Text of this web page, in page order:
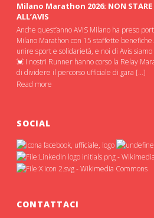
Milano Marathon 2026: NON STARE
ALL’AVIS
Anche quest’anno AVIS Milano ha preso
Milano Marathon con 15 staffette
unire sport e solidarietà, e noi di Avis
💓 I nostri Runner hanno corso la Relay
di dividere il percorso ufficiale di gara […]
Read more
SOCIAL
CONTATTACI